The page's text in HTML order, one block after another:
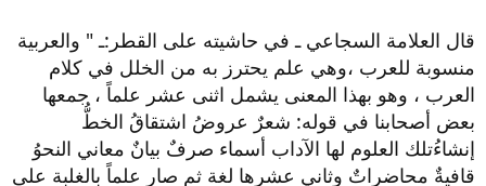
قال العلامة السجاعي ـ في حاشيته على القطر:ـ " والعربية
منسوبة للعرب ،وهي علم يحترز به من الخلل في كلام
العرب ، وهو بهذا المعنى يشمل اثنى عشر علماً ، جمعها
بعض أصحابنا في قوله: شعرٌ عروضُ اشتقاقُ الخطُّ
إنشاءُتلك العلوم لها الآداب أسماء صرفٌ بيانٌ معاني النحوُ
قافيةٌ محاضراتٌ وثاني عشرها لغة ثم صار علماً بالغلبة على